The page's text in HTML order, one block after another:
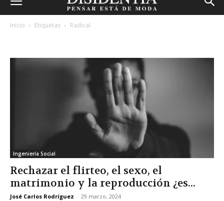
Inicio Etiquetas Radical
Ingeniería Social
Rechazar el flirteo, el sexo, el
matrimonio y la reproducción ¿es...
José Carlos Rodríguez - 29 marzo, 2024